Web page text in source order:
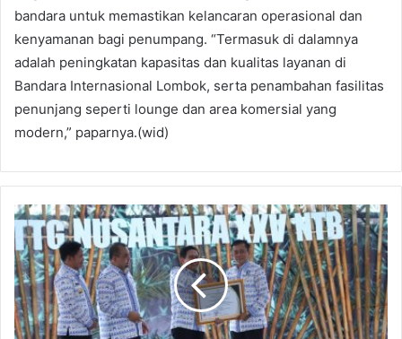
bandara untuk memastikan kelancaran operasional dan
kenyamanan bagi penumpang. “Termasuk di dalamnya
adalah peningkatan kapasitas dan kualitas layanan di
Bandara Internasional Lombok, serta penambahan fasilitas
penunjang seperti lounge dan area komersial yang
modern,” paparnya.(wid)